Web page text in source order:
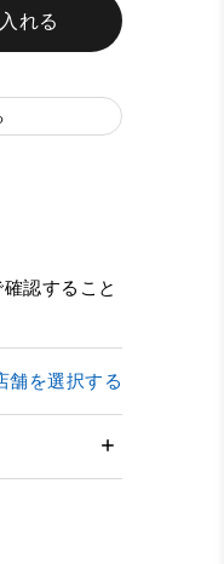
れる
認すること
舗を選択する